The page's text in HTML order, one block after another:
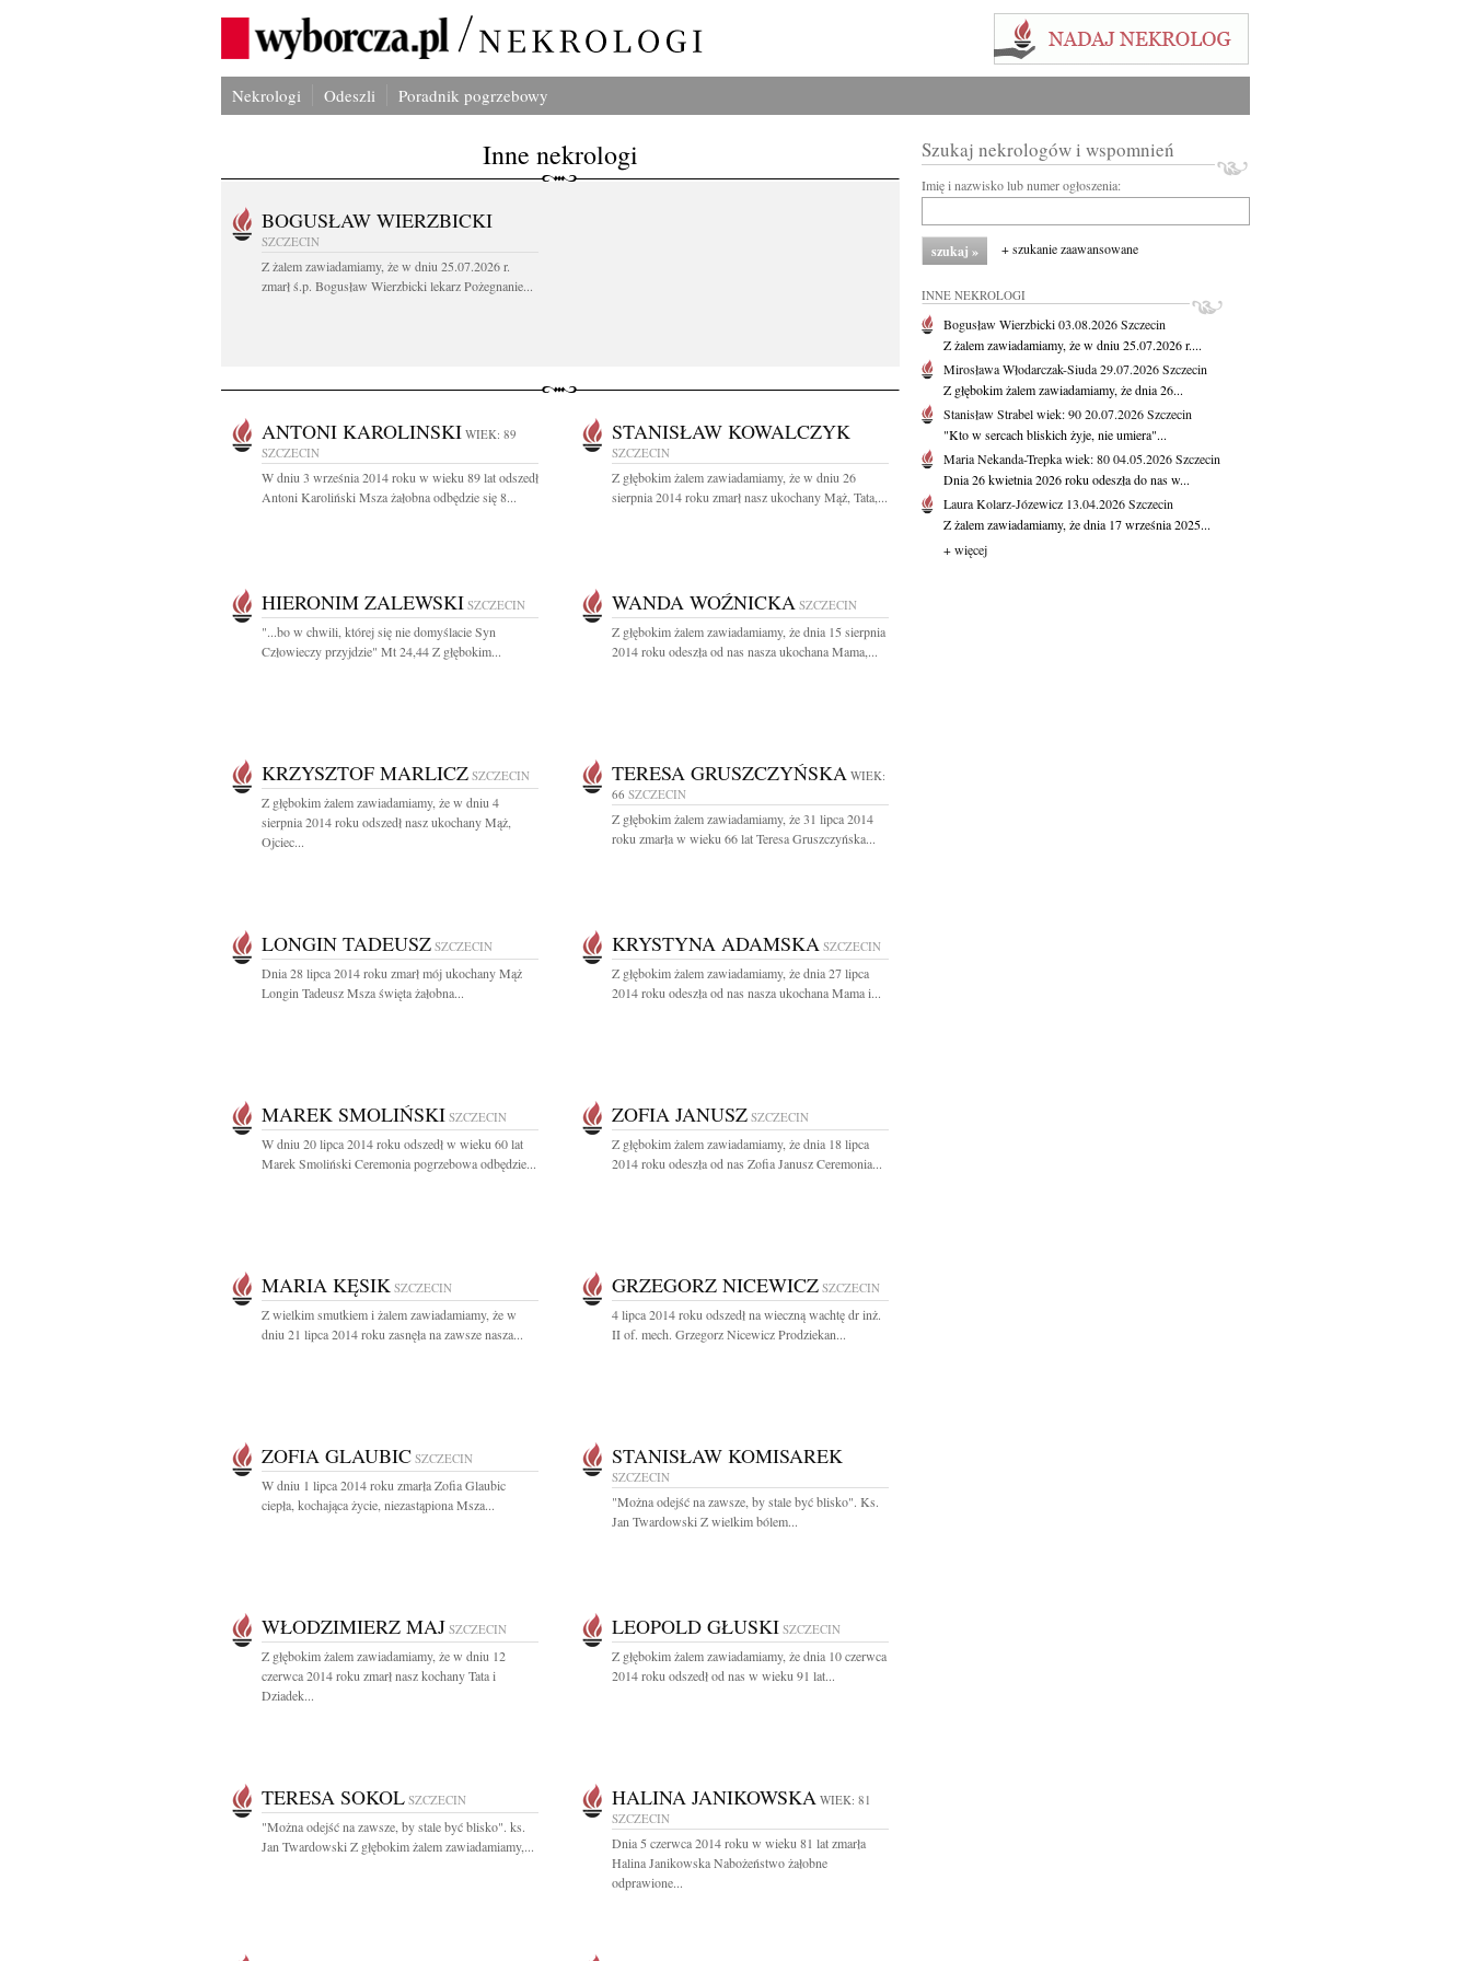
Nekrologi Odeszli Poradnik pogrzebowy
Inne nekrologi
BOGUSŁAW WIERZBICKI
SZCZECIN
Z żalem zawiadamiamy, że w dniu 25.07.2026 r.
zmarł ś.p. Bogusław Wierzbicki lekarz Pożegnanie...
ANTONI KAROLINSKI WIEK: 89
SZCZECIN
W dniu 3 września 2014 roku w wieku 89 lat odszedł
Antoni Karoliński Msza żałobna odbędzie się 8...
STANISŁAW KOWALCZYK
SZCZECIN
Z głębokim żalem zawiadamiamy, że w dniu 26
sierpnia 2014 roku zmarł nasz ukochany Mąż, Tata,...
HIERONIM ZALEWSKI SZCZECIN
"...bo w chwili, której się nie domyślacie Syn
Człowieczy przyjdzie" Mt 24,44 Z głębokim...
WANDA WOŹNICKA SZCZECIN
Z głębokim żalem zawiadamiamy, że dnia 15 sierpnia
2014 roku odeszła od nas nasza ukochana Mama,...
KRZYSZTOF MARLICZ SZCZECIN
Z głębokim żalem zawiadamiamy, że w dniu 4
sierpnia 2014 roku odszedł nasz ukochany Mąż,
Ojciec...
TERESA GRUSZCZYŃSKA WIEK:
66 SZCZECIN
Z głębokim żalem zawiadamiamy, że 31 lipca 2014
roku zmarła w wieku 66 lat Teresa Gruszczyńska...
LONGIN TADEUSZ SZCZECIN
Dnia 28 lipca 2014 roku zmarł mój ukochany Mąż
Longin Tadeusz Msza święta żałobna...
KRYSTYNA ADAMSKA SZCZECIN
Z głębokim żalem zawiadamiamy, że dnia 27 lipca
2014 roku odeszła od nas nasza ukochana Mama i...
MAREK SMOLIŃSKI SZCZECIN
W dniu 20 lipca 2014 roku odszedł w wieku 60 lat
Marek Smoliński Ceremonia pogrzebowa odbędzie...
ZOFIA JANUSZ SZCZECIN
Z głębokim żalem zawiadamiamy, że dnia 18 lipca
2014 roku odeszła od nas Zofia Janusz Ceremonia...
MARIA KĘSIK SZCZECIN
Z wielkim smutkiem i żalem zawiadamiamy, że w
dniu 21 lipca 2014 roku zasnęła na zawsze nasza...
GRZEGORZ NICEWICZ SZCZECIN
4 lipca 2014 roku odszedł na wieczną wachtę dr inż.
II of. mech. Grzegorz Nicewicz Prodziekan...
ZOFIA GLAUBIC SZCZECIN
W dniu 1 lipca 2014 roku zmarła Zofia Glaubic
ciepła, kochająca życie, niezastąpiona Msza...
STANISŁAW KOMISAREK
SZCZECIN
"Można odejść na zawsze, by stale być blisko". Ks.
Jan Twardowski Z wielkim bólem...
WŁODZIMIERZ MAJ SZCZECIN
Z głębokim żalem zawiadamiamy, że w dniu 12
czerwca 2014 roku zmarł nasz kochany Tata i
Dziadek...
LEOPOLD GŁUSKI SZCZECIN
Z głębokim żalem zawiadamiamy, że dnia 10 czerwca
2014 roku odszedł od nas w wieku 91 lat...
TERESA SOKOL SZCZECIN
"Można odejść na zawsze, by stale być blisko". ks.
Jan Twardowski Z głębokim żalem zawiadamiamy,...
HALINA JANIKOWSKA WIEK: 81
SZCZECIN
Dnia 5 czerwca 2014 roku w wieku 81 lat zmarła
Halina Janikowska Nabożeństwo żałobne
odprawione...
Szukaj nekrologów i wspomnień
Imię i nazwisko lub numer ogłoszenia:
+ szukanie zaawansowane
INNE NEKROLOGI
Bogusław Wierzbicki03.08.2026Szczecin
Z żalem zawiadamiamy, że w dniu 25.07.2026 r....
Mirosława Włodarczak-Siuda29.07.2026Szczecin
Z głębokim żalem zawiadamiamy, że dnia 26...
Stanisław Strabelwiek: 9020.07.2026Szczecin
"Kto w sercach bliskich żyje, nie umiera"...
Maria Nekanda-Trepkawiek: 8004.05.2026Szczecin
Dnia 26 kwietnia 2026 roku odeszła do nas w...
Laura Kolarz-Józewicz 13.04.2026Szczecin
Z żalem zawiadamiamy, że dnia 17 września 2025...
+ więcej